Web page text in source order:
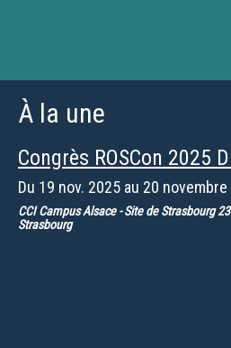
À la une
Congrès ROSCon 2025
Du 19 nov. 2025 au 20
CCI Campus Alsace - Site de Strasbourg
Strasbourg